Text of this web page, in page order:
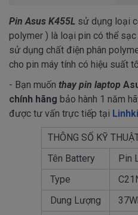
Pin Asus K455L sử dụng loại
polymer ) là loại pin có thể
sử dụng chất điện phân
cho pin máy tính có hiệu suất
- Bạn muốn thay pin laptop
chính hãng bảo hành 1 năm
được tư vấn trực tiếp tại
THÔNG SỐ KỸ
Tên Battery
Pin
Type
Dung Lượng